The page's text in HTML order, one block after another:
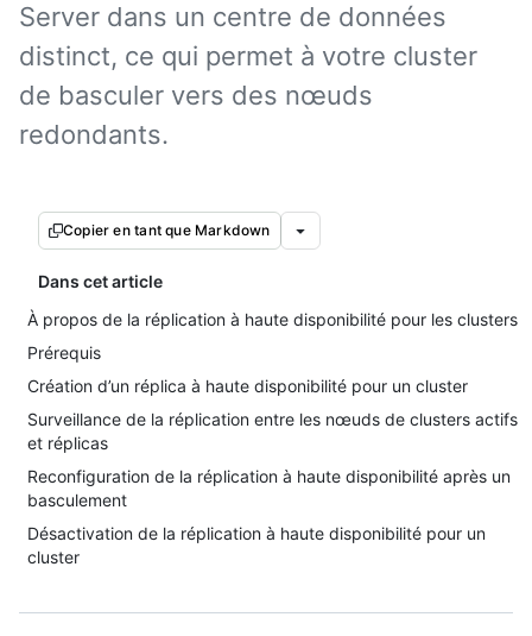
Server dans un centre de données
distinct, ce qui permet à votre cluster
de basculer vers des nœuds
redondants.
Copier en tant que Markdown
Dans cet article
À propos de la réplication à haute disponibilité pour les clusters
Prérequis
Création d’un réplica à haute disponibilité pour un cluster
Surveillance de la réplication entre les nœuds de clusters actifs
et réplicas
Reconfiguration de la réplication à haute disponibilité après un
basculement
Désactivation de la réplication à haute disponibilité pour un
cluster